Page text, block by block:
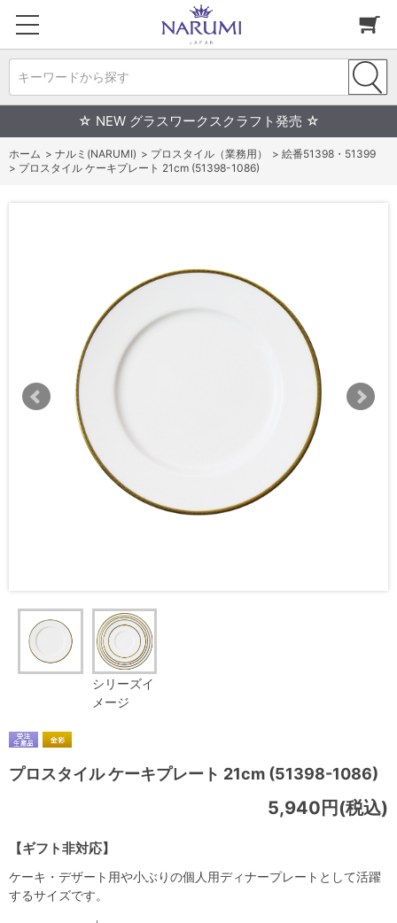
キーワードから探す
☆ NEW グラスワークスクラフト発売 ☆
ホーム > ナルミ(NARUMI) > プロスタイル（業務用） > 絵番51398・51399
> プロスタイル ケーキプレート 21cm (51398-1086)
シリーズイ
メージ
プロスタイル ケーキプレート 21cm (51398-1086)
【ギフト非対応】
5,940円(税込)
ケーキ・デザート用や小ぶりの個人用ディナープレートとして活躍
するサイズです。